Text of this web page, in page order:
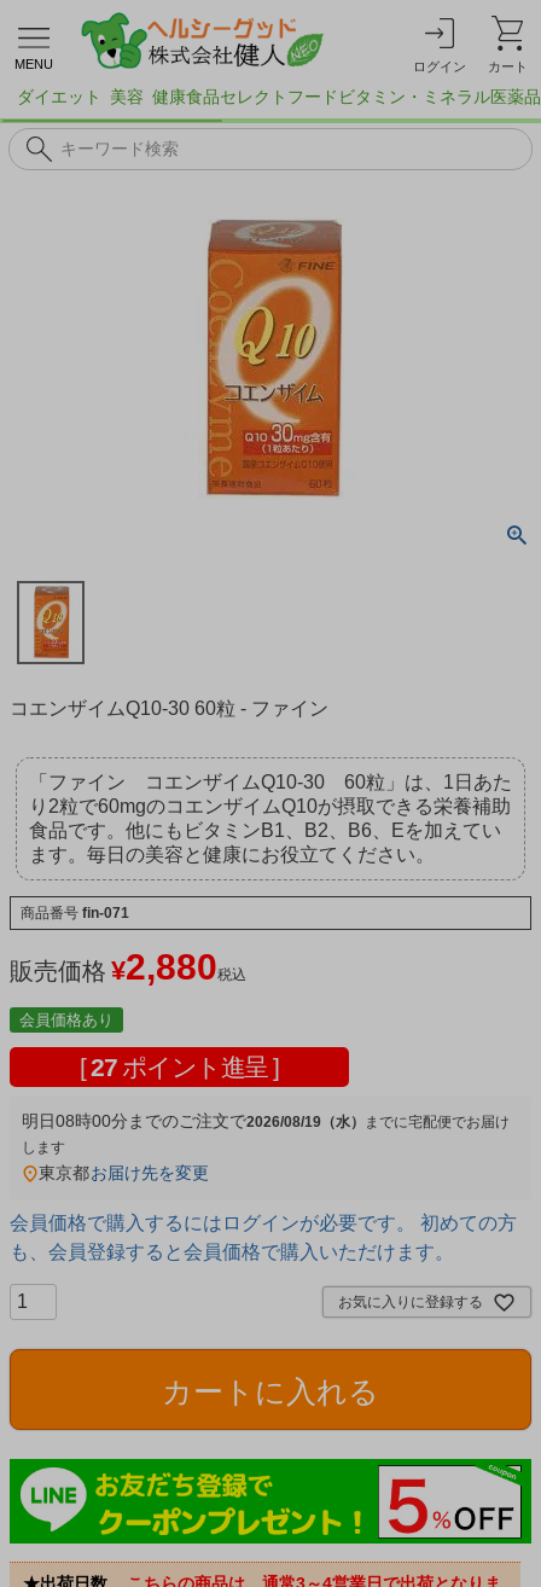
MENU ログイン カート
ダイエット 美容 健康食品セレクトフード ビタミン・ミネラル医薬品
コエンザイムQ10-30 60粒 - ファイン
「ファイン コエンザイムQ10-30 60粒」は、1日あた
り2粒で60mgのコエンザイムQ10が摂取できる栄養補助
食品です。他にもビタミンB1、B2、B6、Eを加えてい
ます。毎日の美容と健康にお役立てください。
商品番号 fin-071
販売価格 ¥2,880税込
会員価格あり
[27 ポイント進呈 ]
明日08時00分 までのご注文で2026/08/19（水） 宅配便
東京都お届け先を変更
会員価格で購入するにはログインが必要です。 初めての方
も、会員登録すると会員価格で購入いただけます。
お気に入りに登録する
カートに入れる